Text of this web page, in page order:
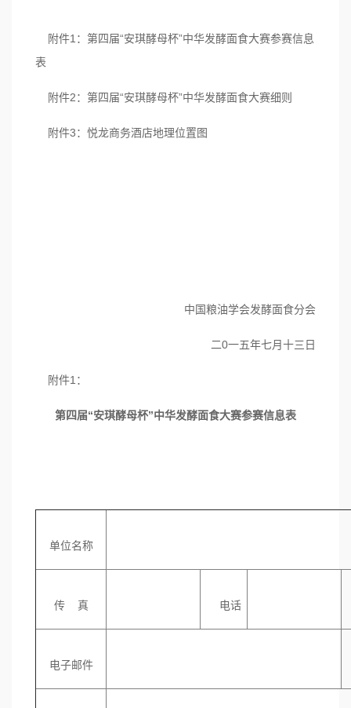
附件1：第四届“安琪酵母杯”中华发酵面食大赛参赛信息
表
附件2：第四届“安琪酵母杯”中华发酵面食大赛细则
附件3：悦龙商务酒店地理位置图
中国粮油学会发酵面食分会
二0一五年七月十三日
附件1：
第四届“安琪酵母杯”中华发酵面食大赛参赛信息表
单位名称
传 真 电话
电子邮件